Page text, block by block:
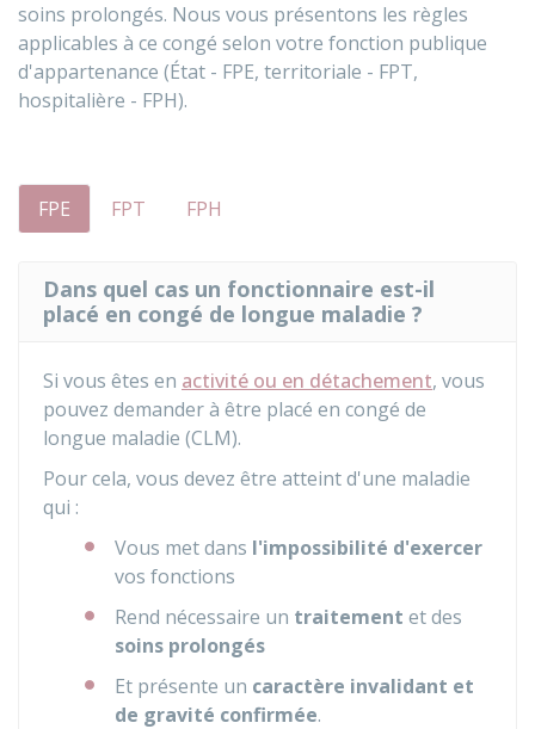
soins prolongés. Nous vous présentons les règles
applicables à ce congé selon votre fonction publique
d'appartenance (État - FPE, territoriale - FPT,
hospitalière - FPH).
FPE FPT FPH
Dans quel cas un fonctionnaire est-il
placé en congé de longue maladie ?
Si vous êtes en activité ou en détachement, vous
pouvez demander à être placé en congé de
longue maladie (CLM).
Pour cela, vous devez être atteint d'une maladie
qui :
Vous met dans l'impossibilité d'exercer
vos fonctions
Rend nécessaire un traitement et des
soins prolongés
Et présente un caractère invalidant et
de gravité confirmée.